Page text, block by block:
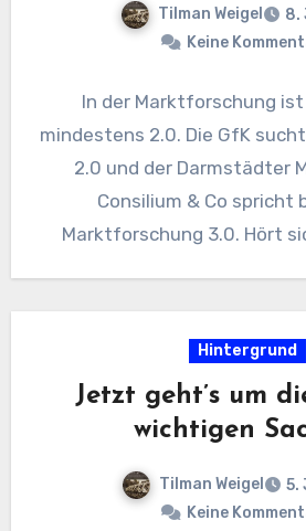
Tilman Weigel
8.
Keine
In der Marktforschung
mindestens 2.0. Die GfK
2.0 und der Darmstädter
Consilium & Co spricht
Marktforschung 3.0. Hört
Hintergrund
Jetzt geht’s um
wichtigen
Tilman Weigel
5.
Keine